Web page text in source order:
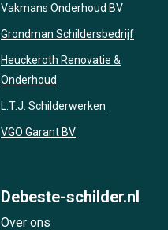
Vakmans Onderhoud BV
Grondman Schildersbedrijf
Heuckeroth Renovatie &
Onderhoud
L.T.J. Schilderwerken
VGO Garant BV
Debeste-schilder.nl
Over ons